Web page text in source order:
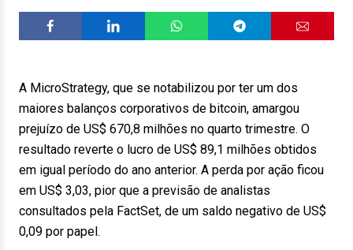
A MicroStrategy, que se notabilizou por ter um dos
maiores balanços corporativos de bitcoin, amargou
prejuízo de US$ 670,8 milhões no quarto trimestre. O
resultado reverte o lucro de US$ 89,1 milhões obtidos
em igual período do ano anterior. A perda por ação ficou
em US$ 3,03, pior que a previsão de analistas
consultados pela FactSet, de um saldo negativo de US$
0,09 por papel.